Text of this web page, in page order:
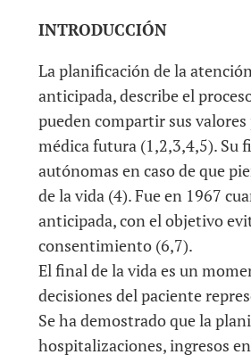
INTRODUCCIÓN
La planificación de la
anticipada, describe el
pueden compartir sus
médica futura (1,2,3,4,5). Su
autónomas en caso de que
de la vida (4). Fue en 1967
anticipada, con el objetivo
consentimiento (6,7).
El final de la vida es un
decisiones del paciente
Se ha demostrado que la
hospitalizaciones, ingresos